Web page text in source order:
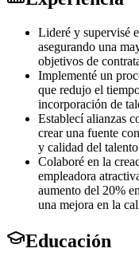
Lideré y supervisé
asegurando una
objetivos de
Implementé un
que redujo el
incorporación de
Establecí alianzas
crear una fuente
y calidad del
Colaboré en la
empleadora
aumento del 20%
una mejora en la
Educación